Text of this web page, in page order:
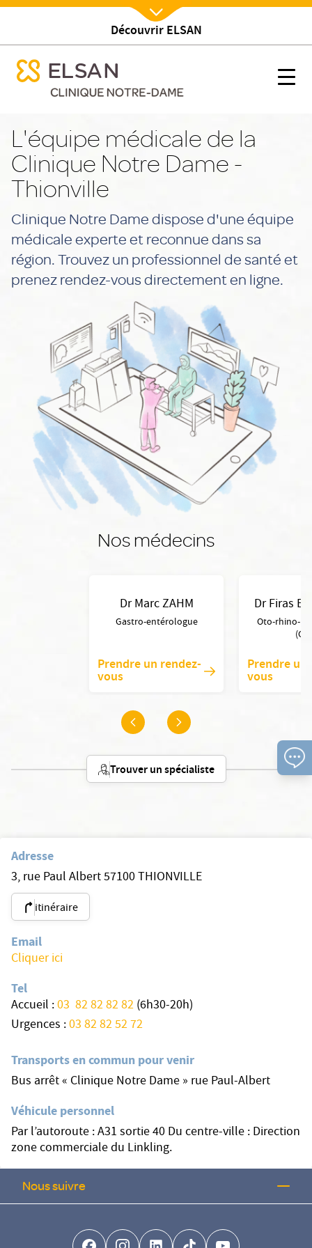
contenu
principal
Découvrir ELSAN
Equipe médicale
menu mobile
Nx:Afficher menu
menu mobile
L'équipe médicale de la
Clinique Notre Dame -
Thionville
Clinique Notre Dame dispose d'une équipe
médicale experte et reconnue dans sa
région. Trouvez un professionnel de santé et
prenez rendez-vous directement en ligne.
Nos médecins
Dr Marc ZAHM
Gastro-entérologue
Prendre un rendez-
vous
Dr Firas
Oto-rhino-
Prendre un
vous
Trouver un spécialiste
Adresse
3, rue Paul Albert 57100 THIONVILLE
itinéraire
Email
Cliquer ici
Tel
Accueil :03 82 82 82 82(6h30-20h)
Urgences :03 82 82 52 72
Transports en commun pour venir
Bus arrêt « Clinique Notre Dame » rue Paul-Albert
Véhicule personnel
Par l’autoroute : A31 sortie 40 Du centre-ville : Direction
zone commerciale du Linkling.
Nous suivre